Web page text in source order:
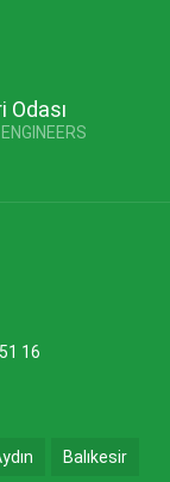
16
Balıkesir